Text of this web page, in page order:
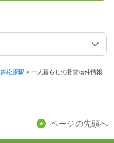
舞松原駅 > 一人暮らしの賃貸物件情報
ページの先頭へ